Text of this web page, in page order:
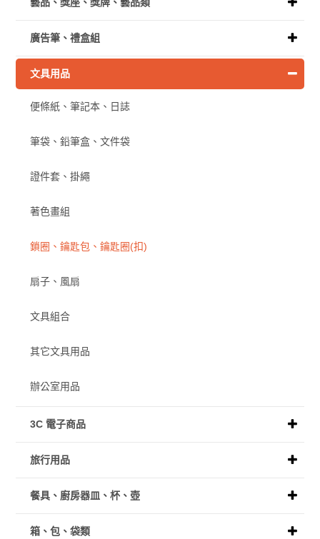
廣告筆、禮盒組
文具用品
便條紙、筆記本、日誌
筆袋、鉛筆盒、文件袋
證件套、掛繩
著色畫組
鎖圈、鑰匙包、鑰匙圈(扣)
扇子、風扇
文具組合
其它文具用品
辦公室用品
3C 電子商品
旅行用品
餐具、廚房器皿、杯、壺
箱、包、袋類